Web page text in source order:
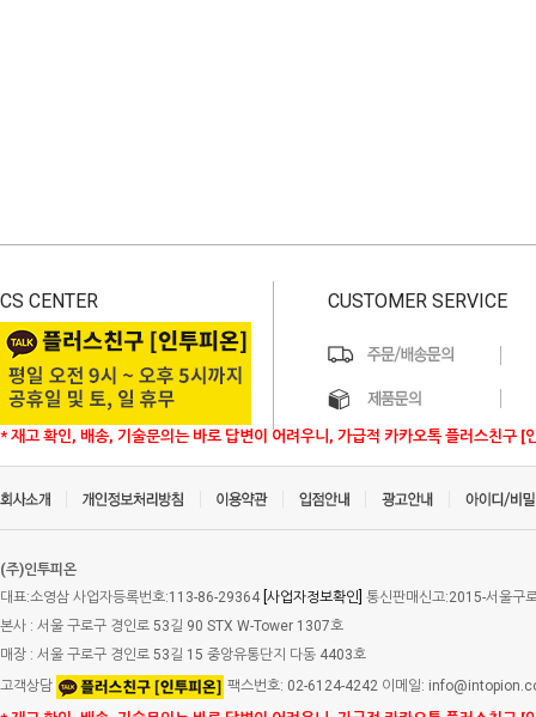
CS CENTER
* 재고 확인, 배송, 기술문의는 바로 답변이 어려우니, 가급적 카카오톡 플러스친구 [
CUSTOMER SERVICE
(주)인투피온
대표:소영삼 사업자등록번호:113-86-29364 [사업자정보확인] 통신판매신고:2015-서울구
본사 : 서울 구로구 경인로 53길 90 STX W-Tower 1307호
매장 : 서울 구로구 경인로 53길 15 중앙유통단지 다동 4403호
고객상담
팩스번호: 02-6124-4242 이메일: